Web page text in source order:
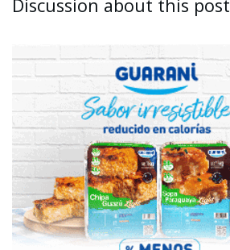
Discussion about this post